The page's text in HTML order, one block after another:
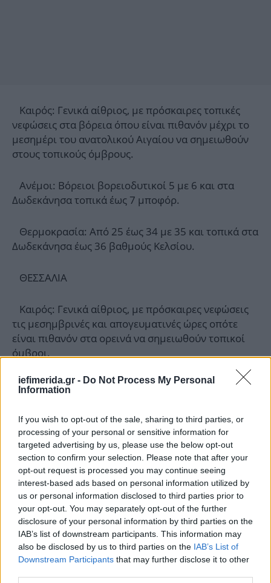
iefimerida.gr - Do Not Process My Personal
Information
If you wish to opt-out of the sale, sharing to third parties, or
processing of your personal or sensitive information for
targeted advertising by us, please use the below opt-out
section to confirm your selection. Please note that after your
opt-out request is processed you may continue seeing
interest-based ads based on personal information utilized by
us or personal information disclosed to third parties prior to
your opt-out. You may separately opt-out of the further
disclosure of your personal information by third parties on the
IAB’s list of downstream participants. This information may
also be disclosed by us to third parties on the IAB’s List of
Downstream Participants that may further disclose it to other
Καιρός: Γενικά αίθριος, με πρόσκαιρες τοπικές
νεφώσεις στα βόρεια όπου είναι πιθανόν μέχρι το
μεσημέρι του ανατολικού Αιγαίου να σημειωθούν
στους τοπικούς όμβρους.
Ανέμοι: Βόρειοι βορειοδυτικοί 5 με 6 και στα
Δωδεκάνησα τοπικά έως 7 μποφόρ.
Θερμοκρασία: Από 25 έως 34 με 35 και τοπικά στα
Δωδεκάνησα έως 36 βαθμούς Κελσίου.
ΘΕΣΣΑΛΙΑ
Καιρός: Γενικά αίθριος, με πρόσκαιρες νεφώσεις
τις μεσημβρινές και απογευματινές ώρες οπότε
είναι πιθανόν στα ορεινά να σημειωθούν τοπικοί
όμβροι.
Ανέμοι: Από βόρειες διευθύνσεις 3 με 4 μποφόρ
βόρεια βορειοδυτικά 5 με 6 μποφόρ.
Θερμοκρασία: Από 20 έως 37 βαθμούς Κελσίου.
ΑΤΤΙΚΗ
Καιρός: Γενικά αίθριος, με πρόσκαιρες νεφώσεις
τις μεσημβρινές και απογευματινές ώρες οπότε
είναι πιθανόν να σημειωθούν τοπικοί όμβροι.
Ανέμοι: Από βόρειες διευθύνσεις 3 με 4 μποφόρ